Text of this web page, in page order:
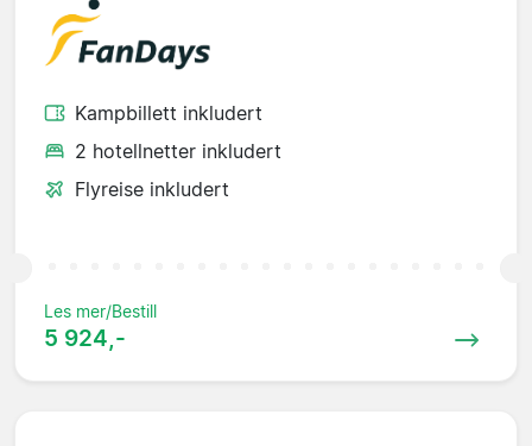
Kampbillett inkludert
2 hotellnetter inkludert
Flyreise inkludert
Les mer/Bestill
5 924,-